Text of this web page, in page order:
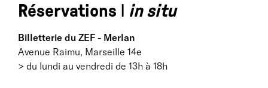
Réservations Ι in situ
Billetterie du ZEF - Merlan
Avenue Raimu, Marseille 14e
> du lundi au vendredi de 13h à 18h